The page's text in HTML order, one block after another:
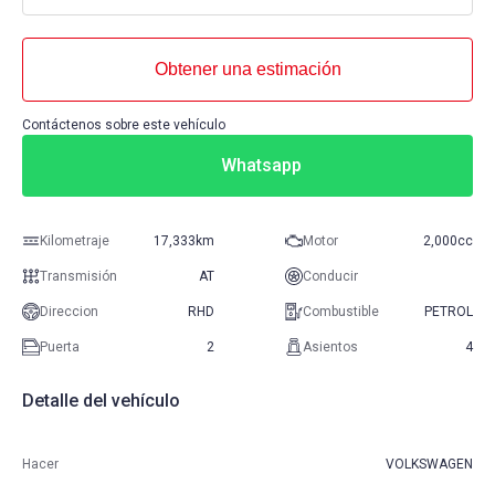
Obtener una estimación
Contáctenos sobre este vehículo
Whatsapp
Kilometraje 17,333km Motor 2,000cc
Transmisión AT Conducir
Direccion RHD Combustible PETROL
Puerta 2 Asientos 4
Detalle del vehículo
Hacer VOLKSWAGEN